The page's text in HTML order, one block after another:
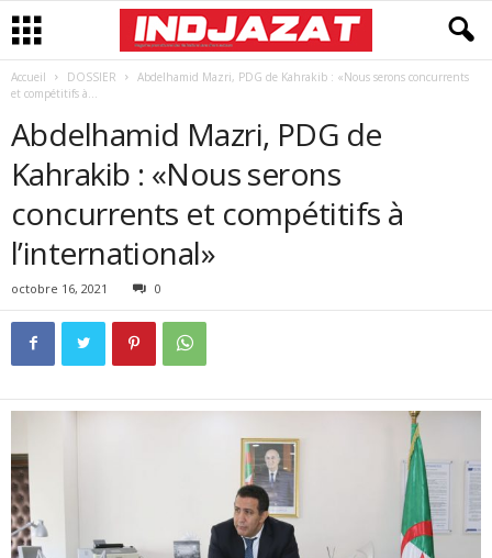
Accueil DOSSIER
Abdelhamid Mazri, PDG de Kahrakib : «Nous serons concurrents
et compétitifs à...
Abdelhamid Mazri, PDG de
Kahrakib : «Nous serons
concurrents et compétitifs à
l’international»
octobre 16, 2021 0